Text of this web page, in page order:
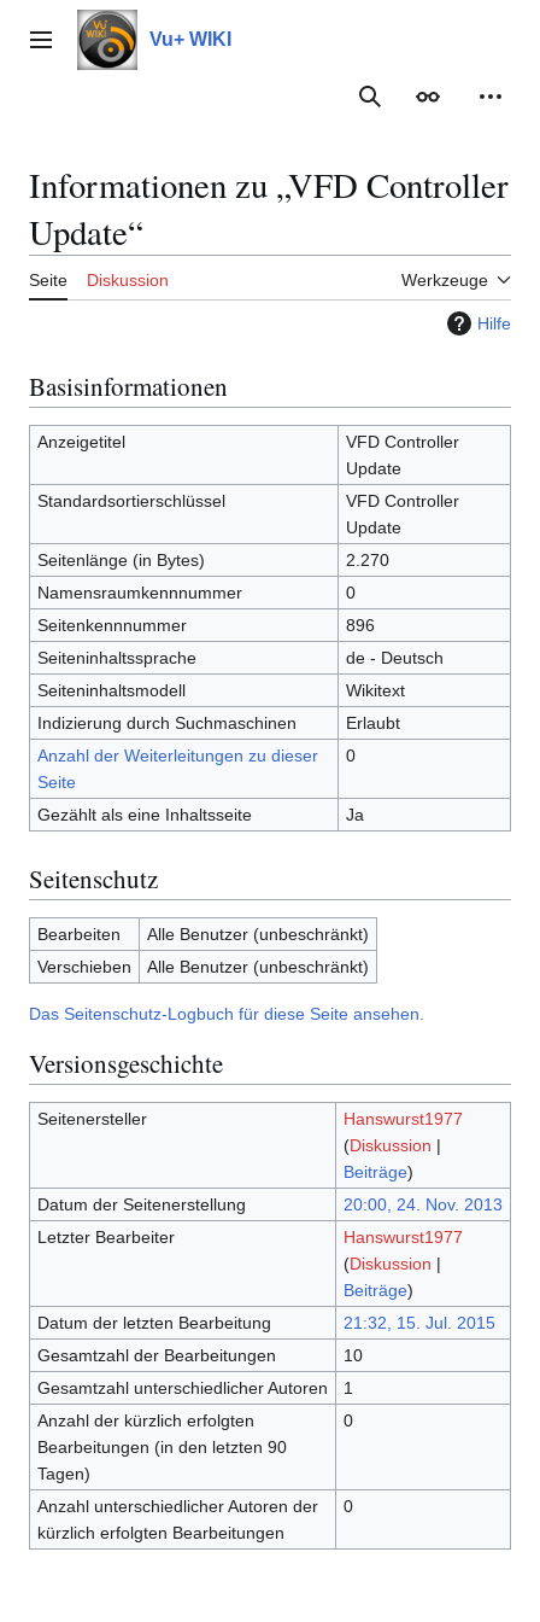
Inhalt
springenHauptmenü Vu+ WIKI
Suche
Informationen zu „VFD Controller
Update“
Seite Diskussion Werkzeuge
Hilfe
Basisinformationen
Anzeigetitel
VFD Controller
Update
Standardsortierschlüssel
VFD Controller
Update
Seitenlänge (in Bytes)
2.270
Namensraumkennnummer
0
Seitenkennnummer
896
Seiteninhaltssprache
de - Deutsch
Seiteninhaltsmodell
Wikitext
Indizierung durch Suchmaschinen
Erlaubt
Anzahl der Weiterleitungen zu dieser
Seite
0
Gezählt als eine Inhaltsseite Ja
Seitenschutz
Bearbeiten
Alle Benutzer (unbeschränkt)
Verschieben
Alle Benutzer (unbeschränkt)
Das Seitenschutz-Logbuch für diese Seite ansehen.
Versionsgeschichte
Seitenersteller
Hanswurst1977
(Diskussion |
Beiträge)
Datum der Seitenerstellung
20:00, 24. Nov. 2013
Letzter Bearbeiter
Hanswurst1977
(Diskussion |
Beiträge)
Datum der letzten Bearbeitung
21:32, 15. Jul. 2015
Gesamtzahl der Bearbeitungen
10
Gesamtzahl unterschiedlicher Autoren
1
Anzahl der kürzlich erfolgten
Bearbeitungen (in den letzten 90
Tagen)
0
Anzahl unterschiedlicher Autoren der
kürzlich erfolgten Bearbeitungen
0